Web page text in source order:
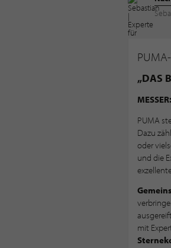
„DAS
PUMA
Dazu
oder
und die
mit